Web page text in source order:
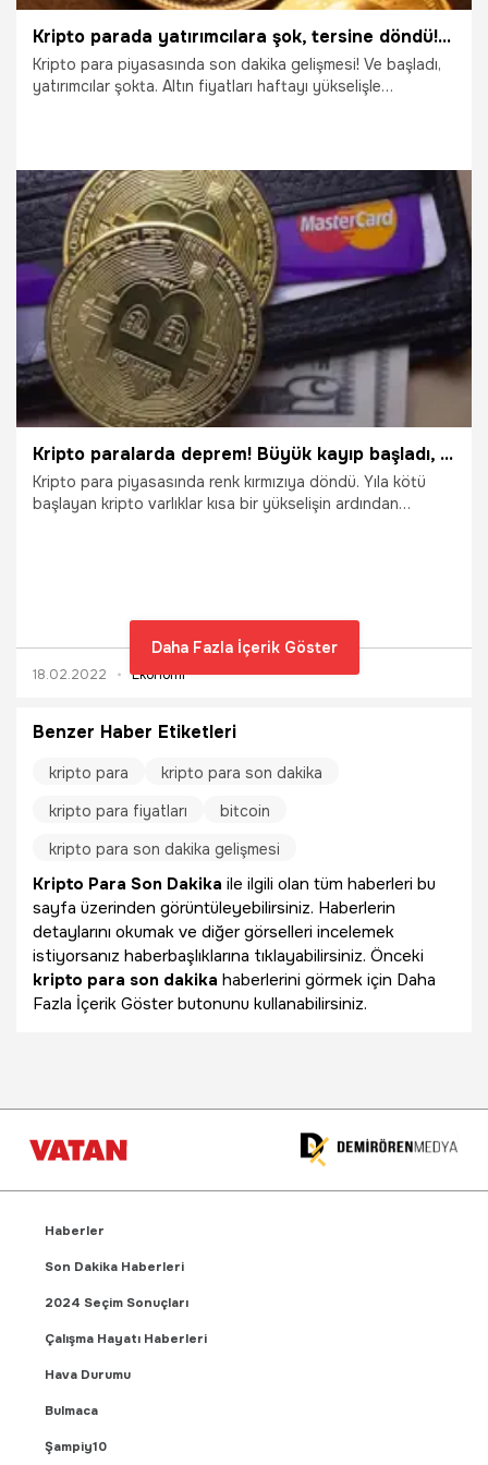
Kripto parada yatırımcılara şok, tersine döndü! Bitcoin, Ethereum, Binance coin, Cardano ve Solana...
Kripto para piyasasında son dakika gelişmesi! Ve başladı,
yatırımcılar şokta. Altın fiyatları haftayı yükselişle
yüzde 4'e yakın değer kaybederek 40 bin dolar
seviyesinden de uzaklaşarak 38 bin 800 dolar bandında
seyrediyor. İşte Bitcoin, Ethereum, Binance coin, Cardano
ve Solana’da son durum...
20.02.2022 Ekonomi
Kripto paralarda deprem! Büyük kayıp başladı, sert hareket sonrası Bitcoin, Ethereum ve...
Kripto para piyasasında renk kırmızıya döndü. Yıla kötü
başlayan kripto varlıklar kısa bir yükselişin ardından
geneline yansıdı. İşte Bitcoin, Ethereum ve diğer
altcoinlerde son durum...
18.02.2022 Ekonomi
Daha Fazla İçerik Göster
Benzer Haber Etiketleri
kripto para
kripto para son dakika
kripto para fiyatları
bitcoin
kripto para son dakika gelişmesi
Kripto Para Son Dakika ile ilgili olan tüm haberleri bu
sayfa üzerinden görüntüleyebilirsiniz. Haberlerin
detaylarını okumak ve diğer görselleri incelemek
istiyorsanız haberbaşlıklarına tıklayabilirsiniz. Önceki
kripto para son dakika haberlerini görmek için Daha
Fazla İçerik Göster butonunu kullanabilirsiniz.
Haberler
Son Dakika Haberleri
2024 Seçim Sonuçları
Çalışma Hayatı Haberleri
Hava Durumu
Bulmaca
Şampiy10